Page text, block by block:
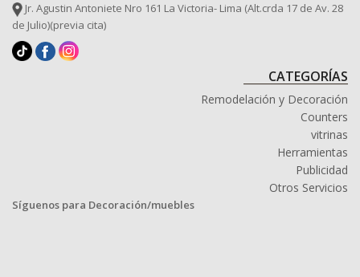
Jr. Agustin Antoniete Nro 161 La Victoria- Lima (Alt.crda 17 de Av. 28
de Julio)(previa cita)
CATEGORÍAS
Remodelación y Decoración
Counters
vitrinas
Herramientas
Publicidad
Otros Servicios
Síguenos para Decoración/muebles